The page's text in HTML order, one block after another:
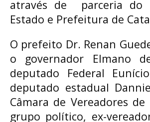
através de parceria do
Estado e Prefeitura de
O prefeito Dr. Renan
o governador Elmano
deputado Federal
deputado estadual
Câmara de Vereadores
grupo político, ex-